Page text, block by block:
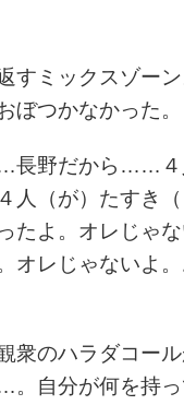
すミックスゾー
ぼつかなかった。
野だから……４
人（が）たすき
たよ。オレじゃ
オレじゃないよ
衆のハラダコー
自分が何を持